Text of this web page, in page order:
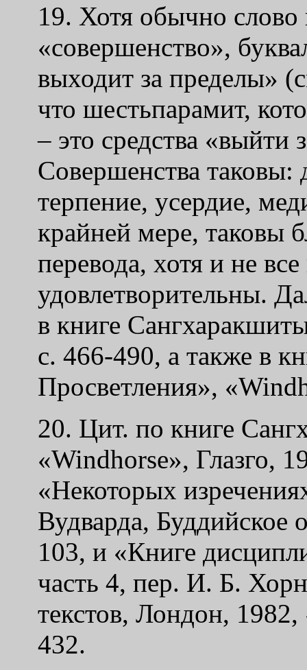
19. Хотя обычно слово
«совершенство»,
выходит за пределы»
что шестьпарамит,
– это средства «выйти
Совершенства таковы:
терпение, усердие,
крайней мере, таковы
перевода, хотя и не
удовлетворительны.
в книге
с. 466-490, а также в
Просветления»,
20. Цит. по книге
«Windhorse», Глазго,
«Некоторых
Вудварда, Буддийское
103, и «Книге
часть 4, пер. И. Б.
текстов, Лондон,
432.